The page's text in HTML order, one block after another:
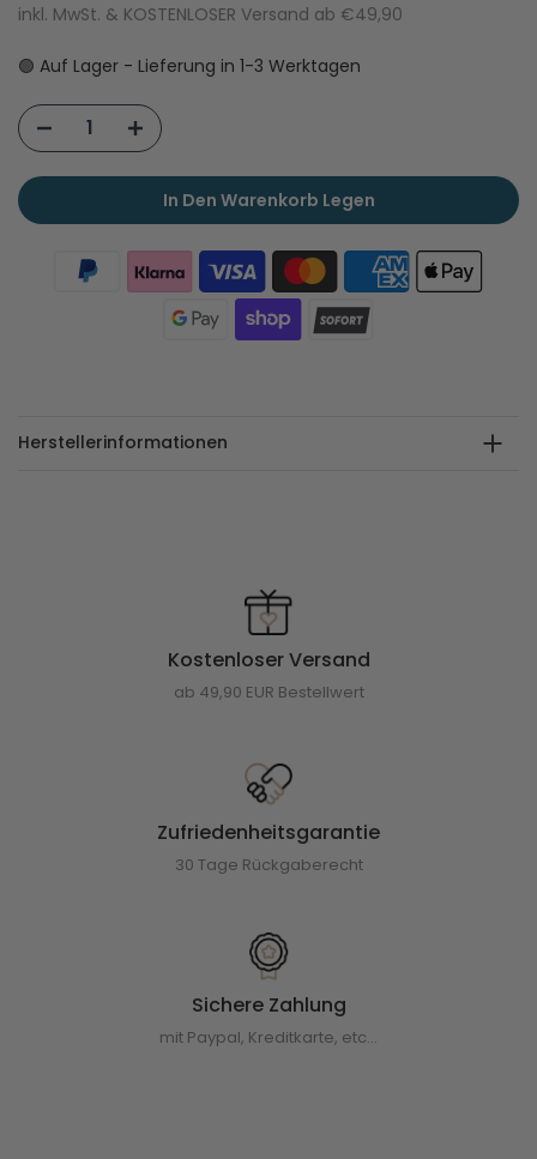
inkl. MwSt. & KOSTENLOSER Versand ab €49,90
🟢 Auf Lager - Lieferung in 1-3 Werktagen
In Den Warenkorb Legen
Herstellerinformationen
Kostenloser Versand
ab 49,90 EUR Bestellwert
Zufriedenheitsgarantie
30 Tage Rückgaberecht
Sichere Zahlung
mit Paypal, Kreditkarte, etc...